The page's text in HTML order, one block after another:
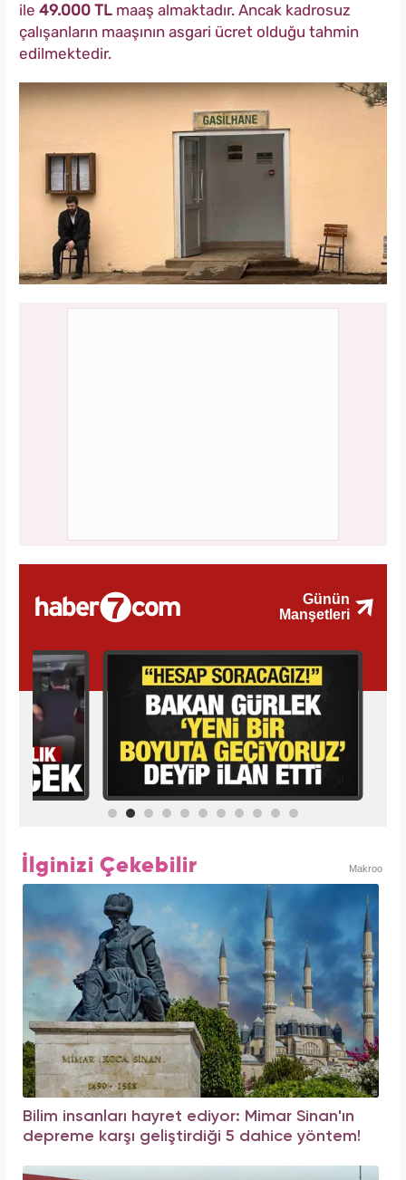
ile 49.000 TL maaş almaktadır. Ancak kadrosuz
çalışanların maaşının asgari ücret olduğu tahmin
edilmektedir.
İlginizi Çekebilir Makroo
Bilim insanları hayret ediyor: Mimar Sinan'ın
depreme karşı geliştirdiği 5 dahice yöntem!